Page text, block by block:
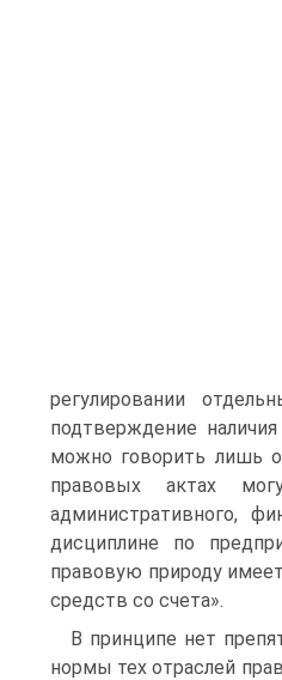
регулировании
подтверждение
можно говорить лишь
правовых актах
административного,
дисциплине по
правовую природу
средств со счета».
В принципе нет
нормы тех отраслей